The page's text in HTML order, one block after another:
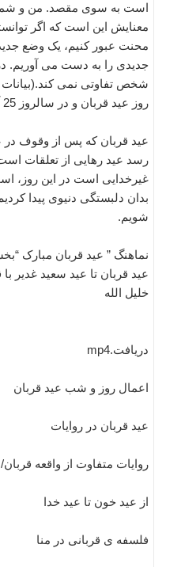
است به سوی مقصد. من و
معنایش این است که اگر
محنت عبور کنیم، یک وضع
جدیدی را به دست می
شخص تفاوتی نمی کند.(بيانات
روز عيد قربان و در سالروز 25 آبان 1361؛)
عید قربان که پس از وقوف
رسد عید رهایى از تعلقات
غیرخدایى است در این روز،
بدان دلبستگى دنیوى پیدا
شویم.
نماهنگ ” عید قربان مبارک
عید قربان تا عید سعید غدیر با
خلیل الله
دریافت.mp4
اعمال روز و شب عید قربان
عید قربان در روایات
روایات متفاوت از واقعه
از عيد خون تا عيد خدا
فلسفه ی قربانی در منا